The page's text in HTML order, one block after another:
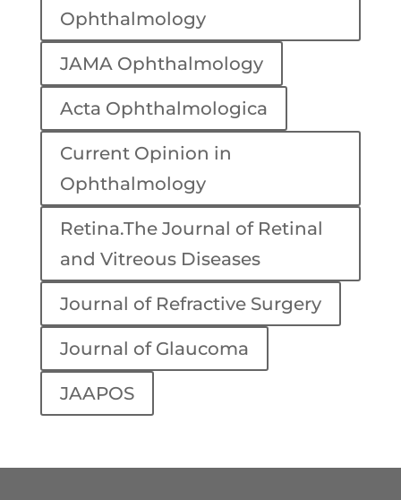
Ophthalmology
JAMA Ophthalmology
Acta Ophthalmologica
Current Opinion in
Ophthalmology
Retina.The Journal of Retinal
and Vitreous Diseases
Journal of Refractive Surgery
Journal of Glaucoma
JAAPOS